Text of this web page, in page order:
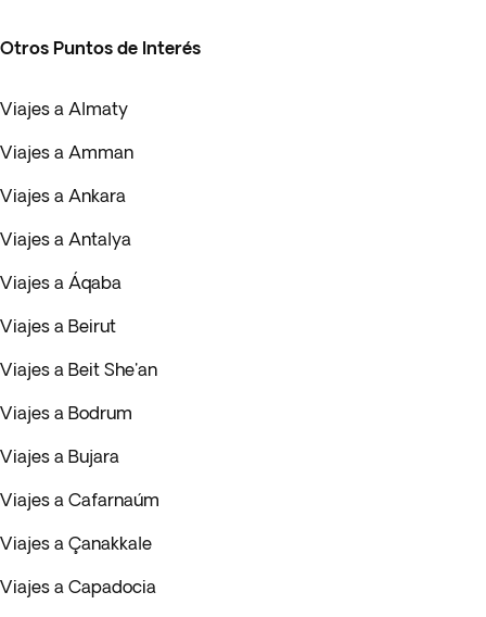
Otros Puntos de Interés
Viajes a Almaty
Viajes a Amman
Viajes a Ankara
Viajes a Antalya
Viajes a Áqaba
Viajes a Beirut
Viajes a Beit She'an
Viajes a Bodrum
Viajes a Bujara
Viajes a Cafarnaúm
Viajes a Çanakkale
Viajes a Capadocia